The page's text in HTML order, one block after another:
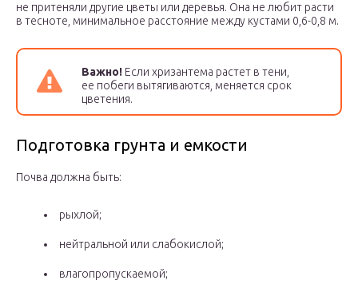
не притеняли другие цветы или деревья. Она не любит расти
в тесноте, минимальное расстояние между кустами 0,6-0,8 м.
Важно! Если хризантема растет в тени,
ее побеги вытягиваются, меняется срок
цветения.
Подготовка грунта и емкости
Почва должна быть:
рыхлой;
нейтральной или слабокислой;
влагопропускаемой;